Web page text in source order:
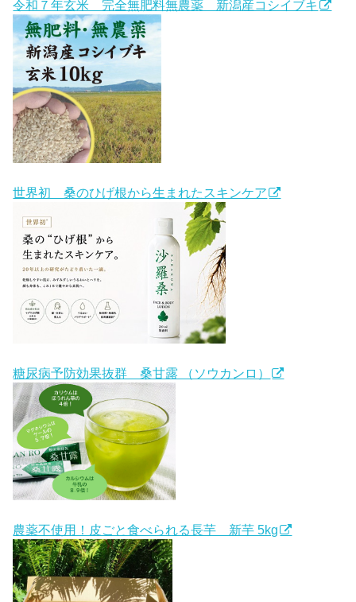
令和７年玄米 完全無肥料無農薬 新潟産コシイブキ
世界初 桑のひげ根から生まれたスキンケア
糖尿病予防効果抜群 桑甘露 （ソウカンロ）
農薬不使用！皮ごと食べられる長芋 新芋 5kg